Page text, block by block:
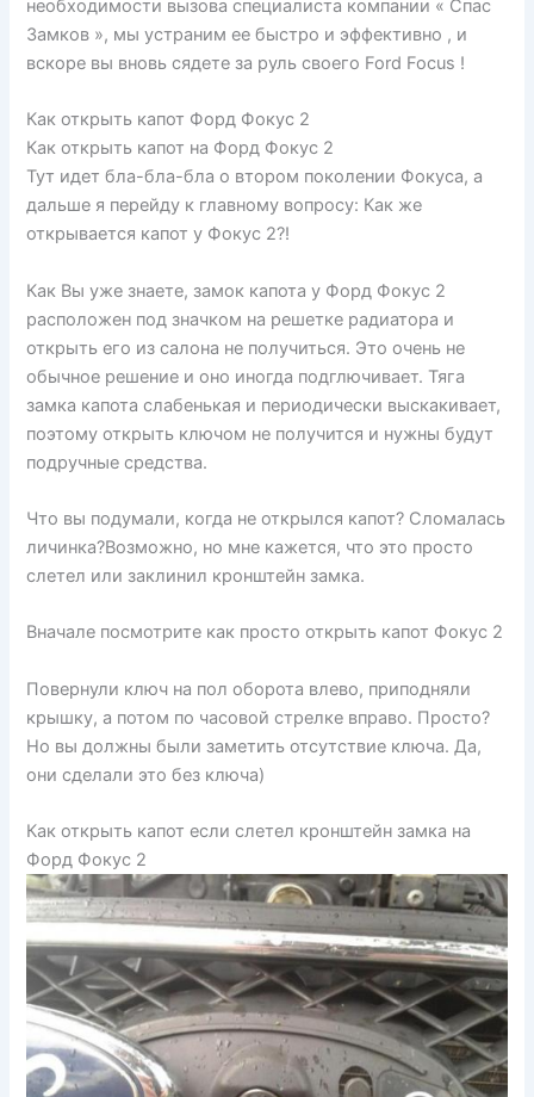
необходимости вызова специалиста компании « Спас
Замков », мы устраним ее быстро и эффективно , и
вскоре вы вновь сядете за руль своего Ford Focus !
Как открыть капот Форд Фокус 2
Как открыть капот на Форд Фокус 2
Тут идет бла-бла-бла о втором поколении Фокуса, а
дальше я перейду к главному вопросу: Как же
открывается капот у Фокус 2?!
Как Вы уже знаете, замок капота у Форд Фокус 2
расположен под значком на решетке радиатора и
открыть его из салона не получиться. Это очень не
обычное решение и оно иногда подглючивает. Тяга
замка капота слабенькая и периодически выскакивает,
поэтому открыть ключом не получится и нужны будут
подручные средства.
Что вы подумали, когда не открылся капот? Сломалась
личинка?Возможно, но мне кажется, что это просто
слетел или заклинил кронштейн замка.
Вначале посмотрите как просто открыть капот Фокус 2
Повернули ключ на пол оборота влево, приподняли
крышку, а потом по часовой стрелке вправо. Просто?
Но вы должны были заметить отсутствие ключа. Да,
они сделали это без ключа)
Как открыть капот если слетел кронштейн замка на
Форд Фокус 2